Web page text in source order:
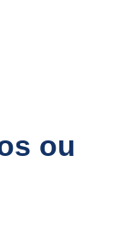
ou